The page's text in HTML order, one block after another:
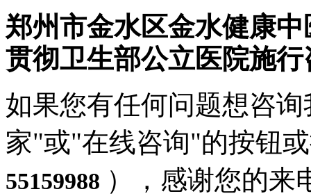
郑州市金水区金水健康
贯彻卫生部公立医院施
如果您有任何问题想咨
家"或"在线咨询"的按钮
55159988 ），感谢您的来